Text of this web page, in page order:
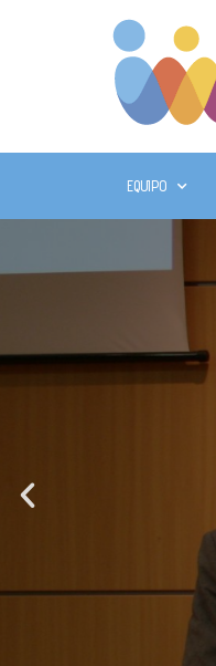
EQUIPO